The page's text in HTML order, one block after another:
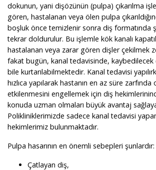
dokunun, yani dişözünün (pulpa) çıkarılma
gören, hastalanan veya ölen pulpa
boşluk önce temizlenir sonra diş formatında
tekrar doldurulur. Bu işlemle kök kanalı
hastalanan veya zarar gören dişler çekilmek
fakat bugün, kanal tedavisinde,
bile kurtarılabilmektedir. Kanal tedavisi
hızlıca yapılarak hastanın en az süre zarfında
etkilenmesini engellemek için diş
konuda uzman olmaları büyük avantaj
Polikliniklerimizde sadece kanal tedavisi
hekimlerimiz bulunmaktadır.
Pulpa hasarının en önemli sebepleri şunlardır:
Çatlayan diş,